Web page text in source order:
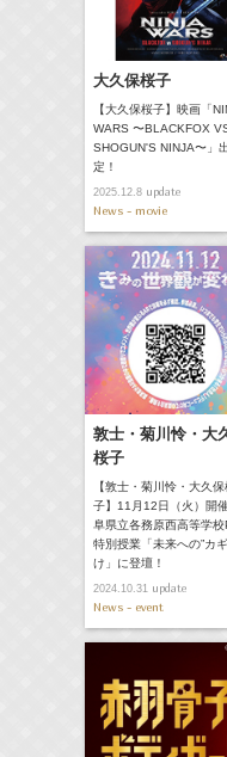
大久保桜子
【大久保桜子】映画「
WARS 〜BLACKFOX
SHOGUN'S NINJA〜」
定！
2025.12.8update
News - movie
敦士・菊川怜・大
桜子
【敦士・菊川怜・大久保
子】11月12日（火）開
阜県立各務原西高等学校
特別授業「未来への”カ
け」に登壇！
2024.10.31update
News - event